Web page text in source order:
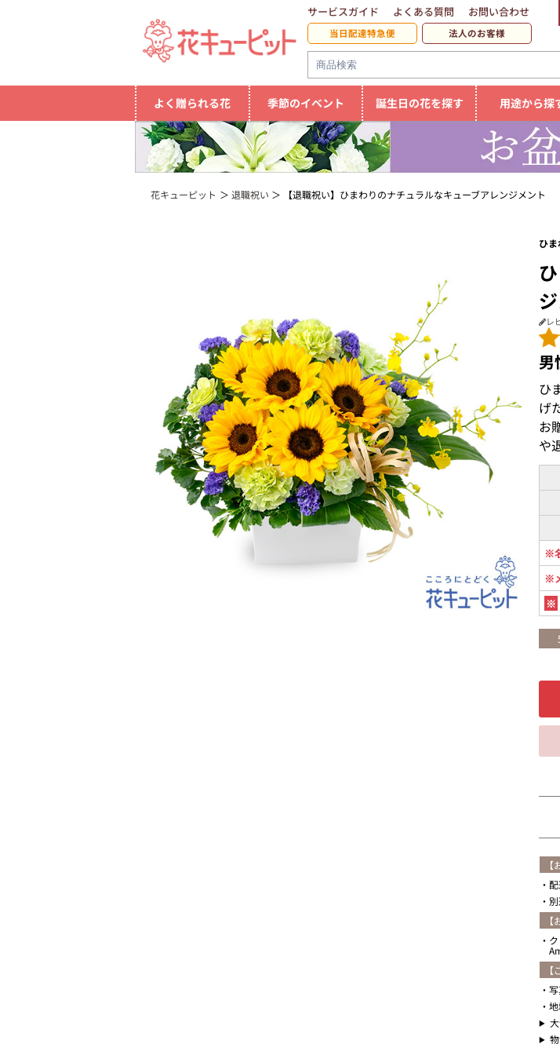
サービスガイド よくある質問 お問い合わせ
当日配達特急便 法人のお客様
よく贈られる花 季節のイベント 誕生日の花を探す 用途から探
花キューピット 退職祝い 【退職祝い】ひまわりのナチュラルなキューブアレンジメント
ひ
レ
男
ひ
げ
お
や
※
※
※
【
写